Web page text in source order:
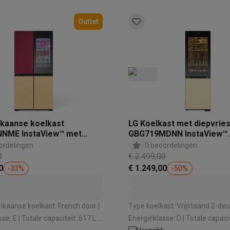
Pastamachines
Accessoires
Accessoires
Waterfilterpatronen
Keukengerei & gadgets
desserten
Robot ramenwassers
Hogedrukreinigers DweilsystemenAccessoires
strijkplanken
Accessoires
en droogkast setsWas-droogcombinatiesTussenkaders en
Outlet
koelkast
InstaView™ met
-33%
koelkast: French door |
617 L |
LG Koelkast met diepvries
GBG719MDNN InstaView™
MoodUP™
0 beoordelingen
€ 2.499,00
€ 1.249,00
-50%
Type koelkast: Vrijstaand 2-
Energieklasse: D | Totale capaciteit: 352 L |